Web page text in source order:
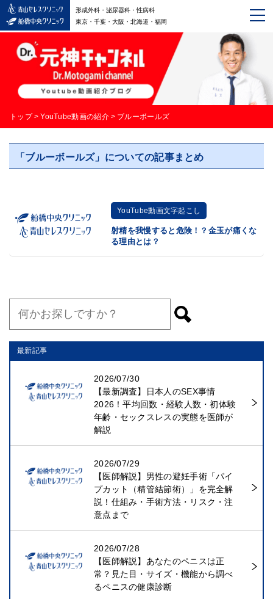
形成外科・泌尿器科・性病科
東京・千葉・大阪・北海道・福岡
トップ > YouTube動画の紹介 > ブルーボールズ
「ブルーボールズ」についての記事まとめ
YouTube動画文字起こし
射精を我慢すると危険！？金玉が痛くな
る理由とは？
最新記事
2026/07/30
【最新調査】日本人のSEX事情
2026！平均回数・経験人数・初体験
年齢・セックスレスの実態を医師が
解説
2026/07/29
【医師解説】男性の避妊手術「パイ
プカット（精管結節術）」を完全解
説！仕組み・手術方法・リスク・注
意点まで
2026/07/28
【医師解説】あなたのペニスは正
常？見た目・サイズ・機能から調べ
るペニスの健康診断